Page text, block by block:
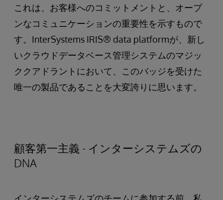
これは、お客様へのコミットメントと、オープ
ンなコミュニケーションの重要性を示すもので
す。InterSystems IRIS® data platformが、新し
いクラウドデータベース管理システムのマジッ
ククアドラントにおいて、このバッジを受けた
唯一の製品であることを大変誇りに思います。
顧客第一主義 - インターシステムズの
DNA